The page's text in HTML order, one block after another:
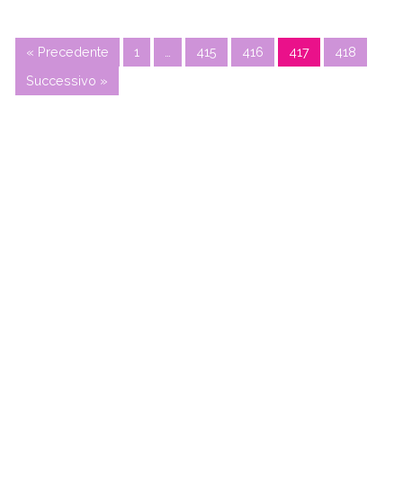
« Precedente 1 415 416 417
418
Successivo »